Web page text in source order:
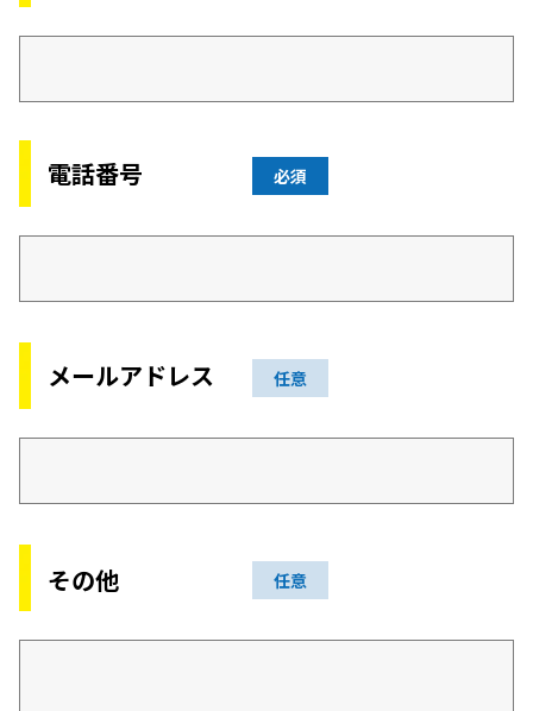
電話番号 必須
メールアドレス 任意
その他 任意